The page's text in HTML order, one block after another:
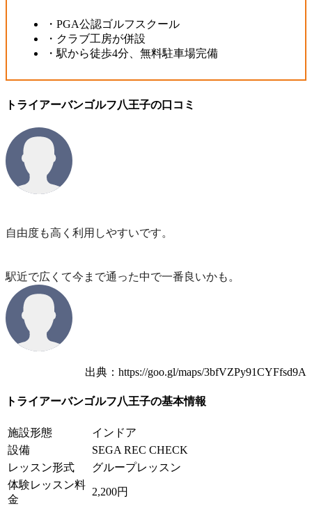
・PGA公認ゴルフスクール
・クラブ工房が併設
・駅から徒歩4分、無料駐車場完備
トライアーバンゴルフ八王子の口コミ
自由度も高く利用しやすいです。
駅近で広くて今まで通った中で一番良いかも。
出典：https://goo.gl/maps/3bfVZPy91CYFfsd9A
トライアーバンゴルフ八王子の基本情報
施設形態
インドア
設備
SEGA REC CHECK
レッスン形式
グループレッスン
体験レッスン料
金
2,200円